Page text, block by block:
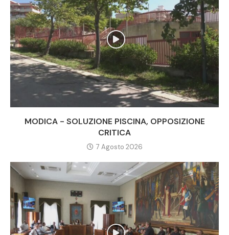
MODICA - SOLUZIONE PISCINA, OPPOSIZIONE
CRITICA
7 Agosto 2026